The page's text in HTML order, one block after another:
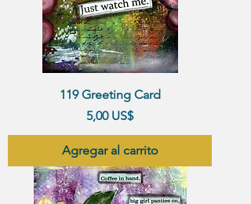
119 Greeting Card
Precio
5,00 US$
Agregar al carrito